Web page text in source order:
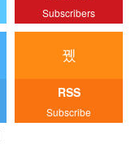
Subscribers
RSS
Subscribe